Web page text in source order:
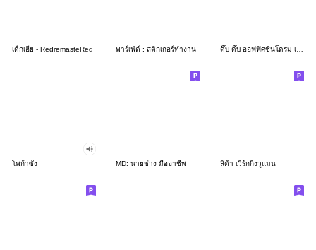
เด็กเฮีย - RedremasteRed พาร์เฟ่ต์ : สติกเกอร์ทำงาน ดึ๊บ ดึ๊บ ออฟฟิศซินโดรม เจ็ด
โพก้าซัง MD: นายช่าง มืออาชีพ ลิต้า เวิร์กกิ้งวูแมน